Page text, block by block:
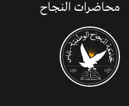
محاضرات النجاح